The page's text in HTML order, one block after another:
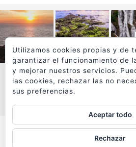
VER MÁS
Todos los textos y
Utilizamos cookies propias y de
garantizar el funcionamiento de
y mejorar nuestros servicios.
las cookies, rechazar las no
sus preferencias.
Aceptar todo
Rechazar